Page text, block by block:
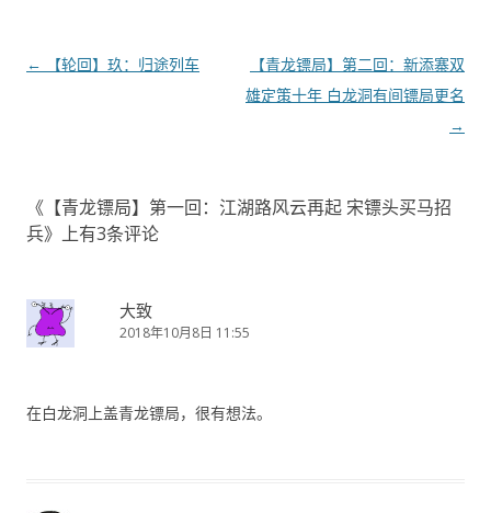
文
← 【轮回】玖：归途列车
【青龙镖局】第二回：新添寨双
雄定策十年 白龙洞有间镖局更名
→
《 【青龙镖局】第一回：江湖路风云再起 宋镖头买马招
兵》上有3条评论
大致
2018年10月8日 11:55
在白龙洞上盖青龙镖局，很有想法。